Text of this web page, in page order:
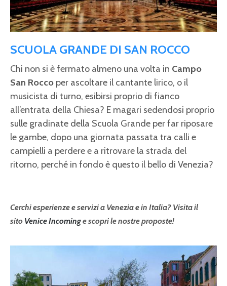
SCUOLA GRANDE DI SAN ROCCO
Chi non si è fermato almeno una volta in Campo
San Rocco per ascoltare il cantante lirico, o il
musicista di turno, esibirsi proprio di fianco
all’entrata della Chiesa? E magari sedendosi proprio
sulle gradinate della Scuola Grande per far riposare
le gambe, dopo una giornata passata tra calli e
campielli a perdere e a ritrovare la strada del
ritorno, perché in fondo è questo il bello di Venezia?
Cerchi esperienze e servizi a Venezia e in Italia? Visita il
sito Venice Incominge scopri le nostre proposte!